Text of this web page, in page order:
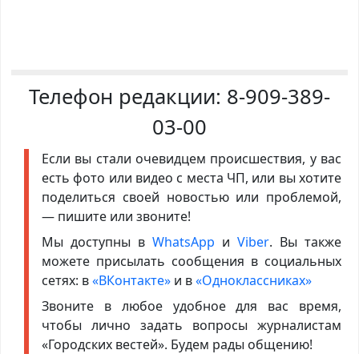
Телефон редакции: 8-909-389-
03-00
Если вы стали очевидцем происшествия, у вас
есть фото или видео с места ЧП, или вы хотите
поделиться своей новостью или проблемой,
— пишите или звоните!
Мы доступны в WhatsApp иViber. Вы также
можете присылать сообщения в социальных
сетях: в«ВКонтакте»и в«Одноклассниках»
Звоните в любое удобное для вас время,
чтобы лично задать вопросы журналистам
«Городских вестей». Будем рады общению!